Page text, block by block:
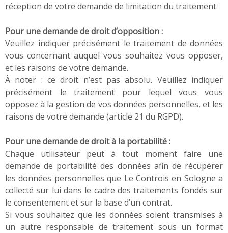
réception de votre demande de limitation du traitement.
Pour une demande de droit d’opposition :
Veuillez indiquer précisément le traitement de données
vous concernant auquel vous souhaitez vous opposer,
et les raisons de votre demande.
À noter : ce droit n’est pas absolu. Veuillez indiquer
précisément le traitement pour lequel vous vous
opposez à la gestion de vos données personnelles, et les
raisons de votre demande (article 21 du RGPD).
Pour une demande de droit à la portabilité :
Chaque utilisateur peut à tout moment faire une
demande de portabilité des données afin de récupérer
les données personnelles que Le Controis en Sologne a
collecté sur lui dans le cadre des traitements fondés sur
le consentement et sur la base d’un contrat.
Si vous souhaitez que les données soient transmises à
un autre responsable de traitement sous un format